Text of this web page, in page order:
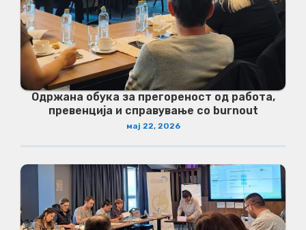
Одржана обука за прегореност од работа,
превенција и справување со burnout
мај 22, 2026